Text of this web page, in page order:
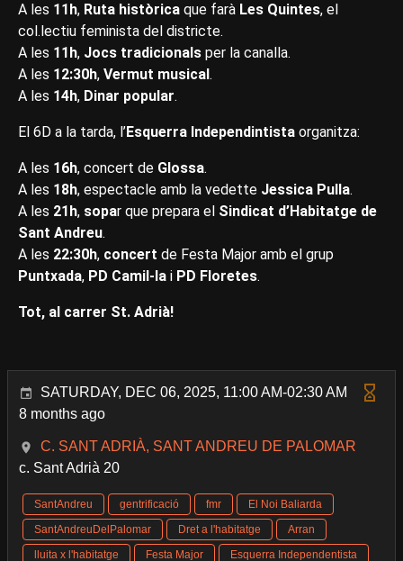
A les 11h, Ruta històrica que farà Les Quintes, el
col.lectiu feminista del districte.
A les 11h, Jocs tradicionals per la canalla.
A les 12:30h, Vermut musical.
A les 14h, Dinar popular.
El 6D a la tarda, l’Esquerra Independintista organitza:
A les 16h, concert de Glossa.
A les 18h, espectacle amb la vedette Jessica Pulla.
A les 21h, sopar que prepara el Sindicat d’Habitatge de
Sant Andreu.
A les 22:30h, concert de Festa Major amb el grup
Puntxada, PD Camil-la i PD Floretes.
Tot, al carrer St. Adrià!
SATURDAY, DEC 06, 2025, 11:00 AM-02:30 AM
8 months ago
C. SANT ADRIÀ, SANT ANDREU DE PALOMAR
c. Sant Adrià 20
SantAndreu gentrificació fmr
El Noi Baliarda
SantAndreuDelPalomar
Dret a l'habitatge
Arran
lluita x l'habitatge
Festa Major Esquerra Independentista